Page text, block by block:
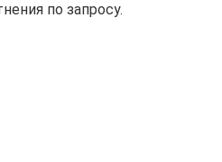
по запросу.